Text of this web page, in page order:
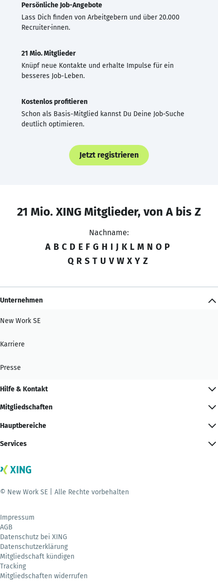
Persönliche Job-Angebote
Lass Dich finden von Arbeitgebern und über 20.000
Recruiter·innen.
21 Mio. Mitglieder
Knüpf neue Kontakte und erhalte Impulse für ein
besseres Job-Leben.
Kostenlos profitieren
Schon als Basis-Mitglied kannst Du Deine Job-Suche
deutlich optimieren.
Jetzt registrieren
21 Mio. XING Mitglieder, von A bis Z
Nachname:
A B C D E F G H I J K L M N O P
Q R S T U V W X Y Z
Unternehmen
New Work SE
Karriere
Presse
Hilfe & Kontakt
Mitgliedschaften
Hauptbereiche
Services
© New Work SE | Alle Rechte vorbehalten
Impressum
AGB
Datenschutz bei XING
Datenschutzerklärung
Mitgliedschaft kündigen
Tracking
Mitgliedschaften widerrufen